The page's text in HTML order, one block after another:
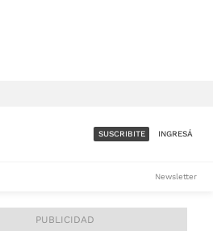
ACCESO FULL - $1.800/MES
SUSCRIBITE INGRESÁ
Newsletter